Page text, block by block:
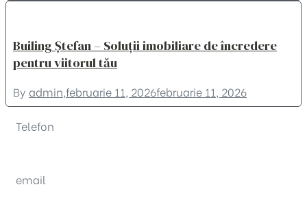
Builing Ștefan – Soluții imobiliare de încredere
pentru viitorul tău
By admin,februarie 11, 2026februarie 11, 2026
Telefon
email